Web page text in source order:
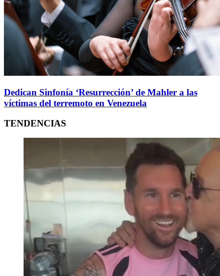
Dedican Sinfonía ‘Resurrección’ de Mahler a las
víctimas del terremoto en Venezuela
TENDENCIAS